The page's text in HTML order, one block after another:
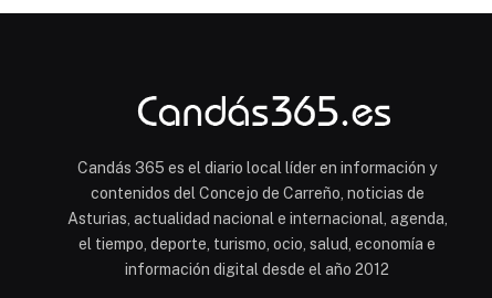
Candás 365 es el diario local líder en información y
contenidos del Concejo de Carreño, noticias de
Asturias, actualidad nacional e internacional, agenda,
el tiempo, deporte, turismo, ocio, salud, economía e
información digital desde el año 2012